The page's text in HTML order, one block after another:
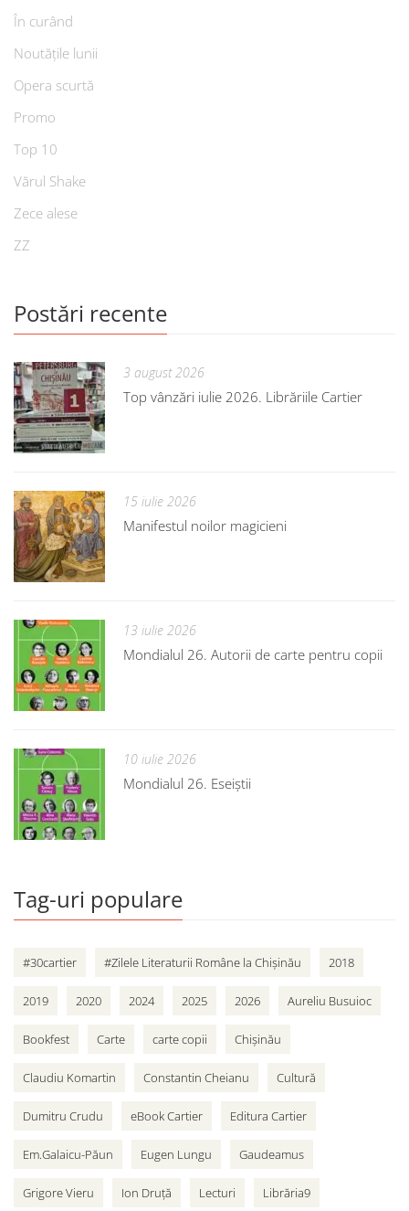
În curând
Noutățile lunii
Opera scurtă
Promo
Top 10
Vărul Shake
Zece alese
ZZ
Postări recente
3 august 2026
Top vânzări iulie 2026. Librăriile Cartier
15 iulie 2026
Manifestul noilor magicieni
13 iulie 2026
Mondialul 26. Autorii de carte pentru copii
10 iulie 2026
Mondialul 26. Eseiștii
Tag-uri populare
#30cartier #Zilele Literaturii Române la Chișinău 2018
2019 2020 2024 2025 2026 Aureliu Busuioc
Bookfest Carte carte copii Chișinău
Claudiu Komartin Constantin Cheianu Cultură
Dumitru Crudu eBook Cartier Editura Cartier
Em.Galaicu-Păun Eugen Lungu Gaudeamus
Grigore Vieru Ion Druță Lecturi Librăria9